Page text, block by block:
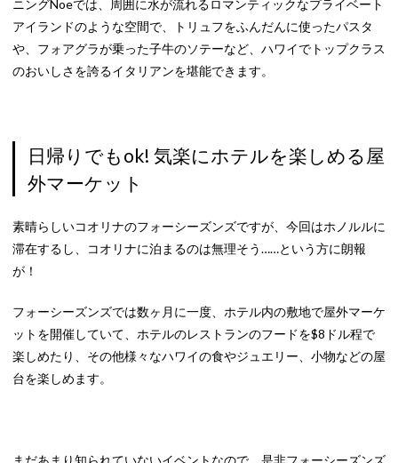
ニングNoeでは、周囲に水が流れるロマンティックなプライベート
アイランドのような空間で、トリュフをふんだんに使ったパスタ
や、フォアグラが乗った子牛のソテーなど、ハワイでトップクラス
のおいしさを誇るイタリアンを堪能できます。
日帰りでもok! 気楽にホテルを楽しめる屋
外マーケット
素晴らしいコオリナのフォーシーズンズですが、今回はホノルルに
滞在するし、コオリナに泊まるのは無理そう……という方に朗報
が！
フォーシーズンズでは数ヶ月に一度、ホテル内の敷地で屋外マーケ
ットを開催していて、ホテルのレストランのフードを$8ドル程で
楽しめたり、その他様々なハワイの食やジュエリー、小物などの屋
台を楽しめます。